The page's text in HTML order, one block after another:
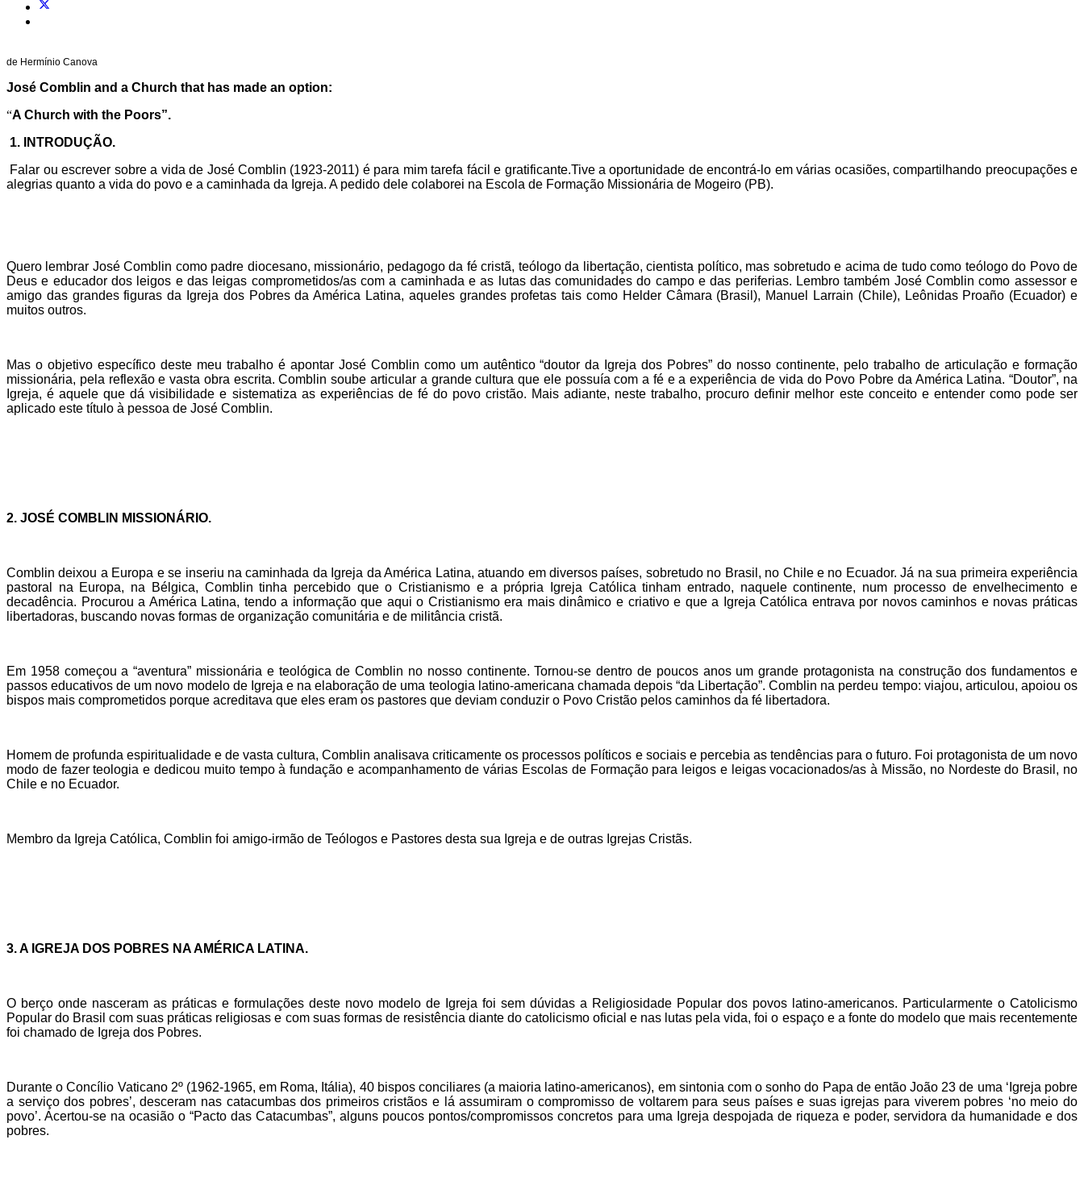
de Hermínio Canova
José Comblin and a Church that has made an option:
“A Church with the Poors”.
1. INTRODUÇÃO.
Falar ou escrever sobre a vida de José Comblin (1923-2011) é para mim tarefa fácil e gratificante.Tive a oportunidade de encontrá-lo em várias ocasiões, compartilhando preocupações e
alegrias quanto a vida do povo e a caminhada da Igreja. A pedido dele colaborei na Escola de Formação Missionária de Mogeiro (PB).
Quero lembrar José Comblin como padre diocesano, missionário, pedagogo da fé cristã, teólogo da libertação, cientista político, mas sobretudo e acima de tudo como teólogo do Povo de
Deus e educador dos leigos e das leigas comprometidos/as com a caminhada e as lutas das comunidades do campo e das periferias. Lembro também José Comblin como assessor e
amigo das grandes figuras da Igreja dos Pobres da América Latina, aqueles grandes profetas tais como Helder Câmara (Brasil), Manuel Larrain (Chile), Leônidas Proaño (Ecuador) e
muitos outros.
Mas o objetivo específico deste meu trabalho é apontar José Comblin como um autêntico “doutor da Igreja dos Pobres” do nosso continente, pelo trabalho de articulação e formação
missionária, pela reflexão e vasta obra escrita. Comblin soube articular a grande cultura que ele possuía com a fé e a experiência de vida do Povo Pobre da América Latina. “Doutor”, na
Igreja, é aquele que dá visibilidade e sistematiza as experiências de fé do povo cristão. Mais adiante, neste trabalho, procuro definir melhor este conceito e entender como pode ser
aplicado este título à pessoa de José Comblin.
2. JOSÉ COMBLIN MISSIONÁRIO.
Comblin deixou a Europa e se inseriu na caminhada da Igreja da América Latina, atuando em diversos países, sobretudo no Brasil, no Chile e no Ecuador. Já na sua primeira experiência
pastoral na Europa, na Bélgica, Comblin tinha percebido que o Cristianismo e a própria Igreja Católica tinham entrado, naquele continente, num processo de envelhecimento e
decadência. Procurou a América Latina, tendo a informação que aqui o Cristianismo era mais dinâmico e criativo e que a Igreja Católica entrava por novos caminhos e novas práticas
libertadoras, buscando novas formas de organização comunitária e de militância cristã.
Em 1958 começou a “aventura” missionária e teológica de Comblin no nosso continente. Tornou-se dentro de poucos anos um grande protagonista na construção dos fundamentos e
passos educativos de um novo modelo de Igreja e na elaboração de uma teologia latino-americana chamada depois “da Libertação”. Comblin na perdeu tempo: viajou, articulou, apoiou os
bispos mais comprometidos porque acreditava que eles eram os pastores que deviam conduzir o Povo Cristão pelos caminhos da fé libertadora.
Homem de profunda espiritualidade e de vasta cultura, Comblin analisava criticamente os processos políticos e sociais e percebia as tendências para o futuro. Foi protagonista de um novo
modo de fazer teologia e dedicou muito tempo à fundação e acompanhamento de várias Escolas de Formação para leigos e leigas vocacionados/as à Missão, no Nordeste do Brasil, no
Chile e no Ecuador.
Membro da Igreja Católica, Comblin foi amigo-irmão de Teólogos e Pastores desta sua Igreja e de outras Igrejas Cristãs.
3. A IGREJA DOS POBRES NA AMÉRICA LATINA.
O berço onde nasceram as práticas e formulações deste novo modelo de Igreja foi sem dúvidas a Religiosidade Popular dos povos latino-americanos. Particularmente o Catolicismo
Popular do Brasil com suas práticas religiosas e com suas formas de resistência diante do catolicismo oficial e nas lutas pela vida, foi o espaço e a fonte do modelo que mais recentemente
foi chamado de Igreja dos Pobres.
Durante o Concílio Vaticano 2º (1962-1965, em Roma, Itália), 40 bispos conciliares (a maioria latino-americanos), em sintonia com o sonho do Papa de então João 23 de uma ‘Igreja pobre
a serviço dos pobres’, desceram nas catacumbas dos primeiros cristãos e lá assumiram o compromisso de voltarem para seus países e suas igrejas para viverem pobres ‘no meio do
povo’. Acertou-se na ocasião o “Pacto das Catacumbas”, alguns poucos pontos/compromissos concretos para uma Igreja despojada de riqueza e poder, servidora da humanidade e dos
pobres.